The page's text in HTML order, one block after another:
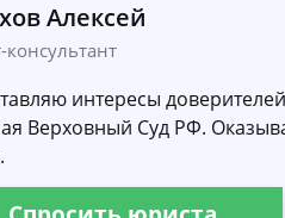
Алексей
интересы
Верховный Суд РФ.